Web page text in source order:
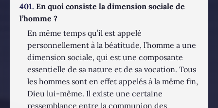
401. En quoi consiste la dimension sociale de
l’homme ?
En même temps qu’il est appelé
personnellement à la béatitude, l’homme a une
dimension sociale, qui est une composante
essentielle de sa nature et de sa vocation. Tous
les hommes sont en effet appelés à la même fin,
Dieu lui-même. Il existe une certaine
ressemblance entre la communion des